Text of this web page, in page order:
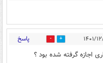
3 پاسخ
اجازه گرفته شده بود ؟